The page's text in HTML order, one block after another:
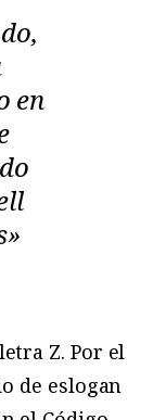
en
Z. Por el
de eslogan